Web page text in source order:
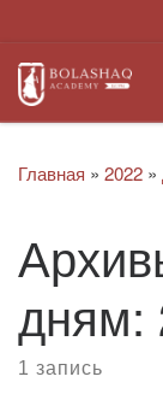
Главная » 2022 »
дням:
1 запись